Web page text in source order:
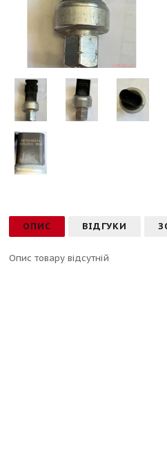
ОПИС ВІДГУКИ
Опис товару відсутній